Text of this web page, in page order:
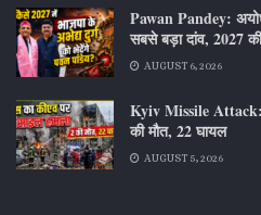
Pawan Pandey:
सबसे बड़ा दांव, 2027
AUGUST 6, 2026
Kyiv Missile Attack:
की मौत, 22 घायल
AUGUST 5, 2026